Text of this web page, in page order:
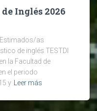
Inglés 2026
as
de inglés TESTDI
la Facultad de
el periodo
y Leer más